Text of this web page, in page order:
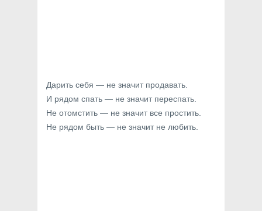
Дарить себя — не значит продавать.
И рядом спать — не значит переспать.
Не отомстить — не значит все простить.
Не рядом быть — не значит не любить.